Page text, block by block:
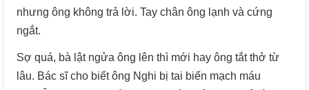
nhưng ông không trả lời. Tay chân ông lạnh và cứng
ngắt.
Sợ quá, bà lật ngửa ông lên thì mới hay ông tắt thở từ
lâu. Bác sĩ cho biết ông Nghi bị tai biến mạch máu